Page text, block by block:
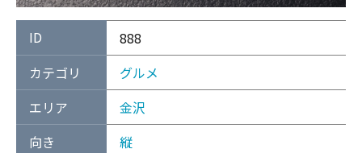
ID
888
カテゴリ
グルメ
エリア
金沢
向き
縦